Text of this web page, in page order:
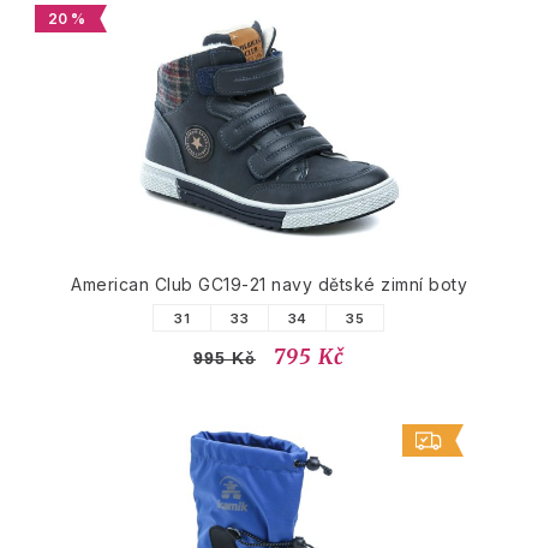
20 %
American Club GC19-21 navy dětské zimní boty
31 33 34 35
995 Kč 795 Kč